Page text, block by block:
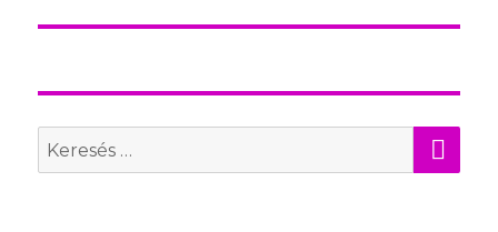
Search
for: